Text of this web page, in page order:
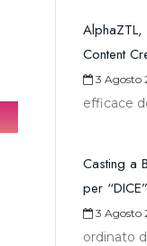
Content
3 Agosto
efficace
Casting a
per
3 Agosto
ordinato